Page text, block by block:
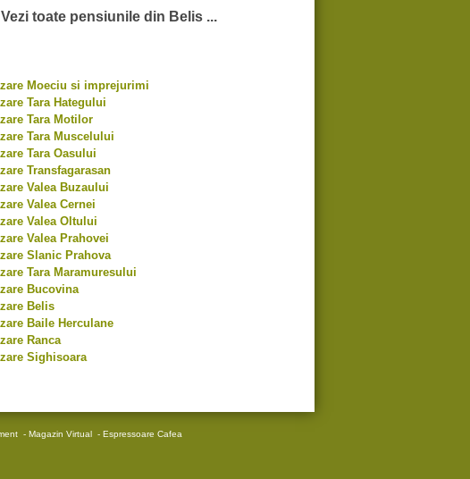
Vezi toate pensiunile din Belis ...
Moeciu si imprejurimi
Tara Hategului
Tara Motilor
Tara Muscelului
Tara Oasului
Transfagarasan
Valea Buzaului
Valea Cernei
Valea Oltului
Valea Prahovei
Slanic Prahova
Tara Maramuresului
Bucovina
Belis
Baile Herculane
Ranca
Sighisoara
- Magazin Virtual - Espressoare Cafea